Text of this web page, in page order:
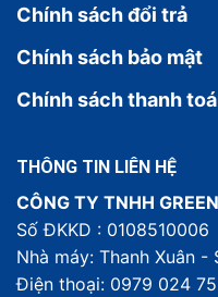
Chính sách đổi trả
Chính sách bảo mật
Chính sách thanh
THÔNG TIN LIÊN HỆ
CÔNG TY TNHH
Số ĐKKD : 0108510006
Nhà máy: Thanh Xuân -
Điện thoại: 0979 024